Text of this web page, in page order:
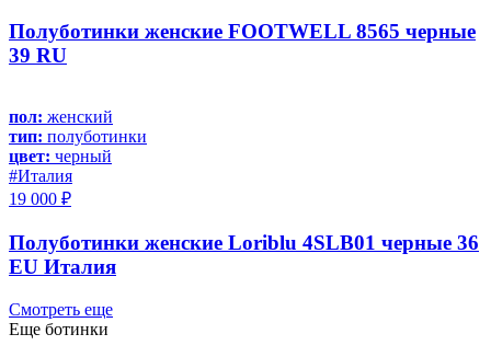
Полуботинки женские FOOTWELL 8565 черные
39 RU
пол: женский
тип: полуботинки
цвет: черный
#Италия
19 000 ₽
Полуботинки женские Loriblu 4SLB01 черные 36
EU Италия
Смотреть еще
Еще ботинки